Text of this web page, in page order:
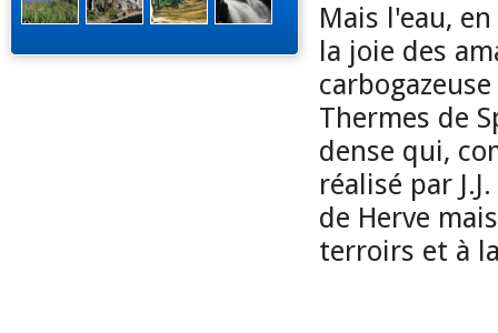
Mais l'eau, en
la joie des
Thermes de
dense qui,
réalisé par
de Herve
terroirs et à